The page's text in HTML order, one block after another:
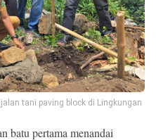
tani paving block di Lingkungan
batu pertama menandai